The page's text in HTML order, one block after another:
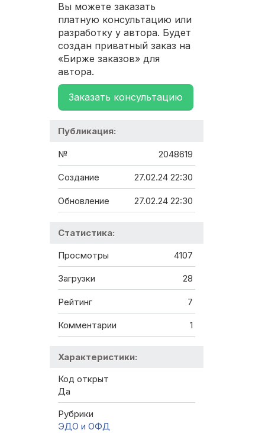
Вы можете заказать
платную консультацию или
разработку у автора. Будет
создан приватный заказ на
«Бирже заказов» для
автора.
Заказать консультацию
Публикация:
№ 2048619
Создание 27.02.24 22:30
Обновление 27.02.24 22:30
Статистика:
Просмотры 4107
Загрузки 28
Рейтинг 7
Комментарии 1
Характеристики:
Код открыт
Да
Рубрики
ЭДО и ОФД